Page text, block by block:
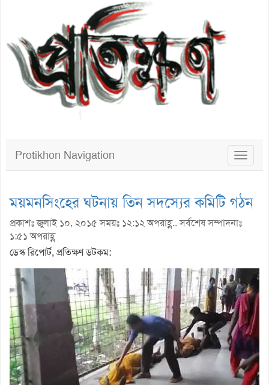
Toggle
Protikhon Navigation
ময়মনসিংহের ঘটনায় তিন সদস্যের কমিটি গঠন
প্রকাশঃ জুলাই ১০, ২০১৫ সময়ঃ ১২:১২ অপরাহ্ণ.. সর্বশেষ সম্পাদনাঃ
১:৫১ অপরাহ্ণ
ডেস্ক রিপোর্ট, প্রতিক্ষণ ডটকম: